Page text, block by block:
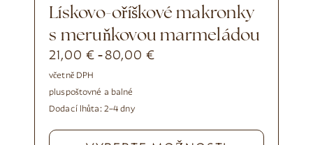
Lískovo-oříškové makronky
s meruňkovou marmeládou
21,00 € -80,00€
včetně DPH
pluspoštovné a balné
Dodací lhůta: 2–4 dny